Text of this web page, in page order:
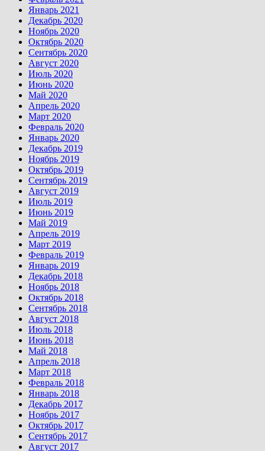
Январь 2021
Декабрь 2020
Ноябрь 2020
Октябрь 2020
Сентябрь 2020
Август 2020
Июль 2020
Июнь 2020
Май 2020
Апрель 2020
Март 2020
Февраль 2020
Январь 2020
Декабрь 2019
Ноябрь 2019
Октябрь 2019
Сентябрь 2019
Август 2019
Июль 2019
Июнь 2019
Май 2019
Апрель 2019
Март 2019
Февраль 2019
Январь 2019
Декабрь 2018
Ноябрь 2018
Октябрь 2018
Сентябрь 2018
Август 2018
Июль 2018
Июнь 2018
Май 2018
Апрель 2018
Март 2018
Февраль 2018
Январь 2018
Декабрь 2017
Ноябрь 2017
Октябрь 2017
Сентябрь 2017
Август 2017